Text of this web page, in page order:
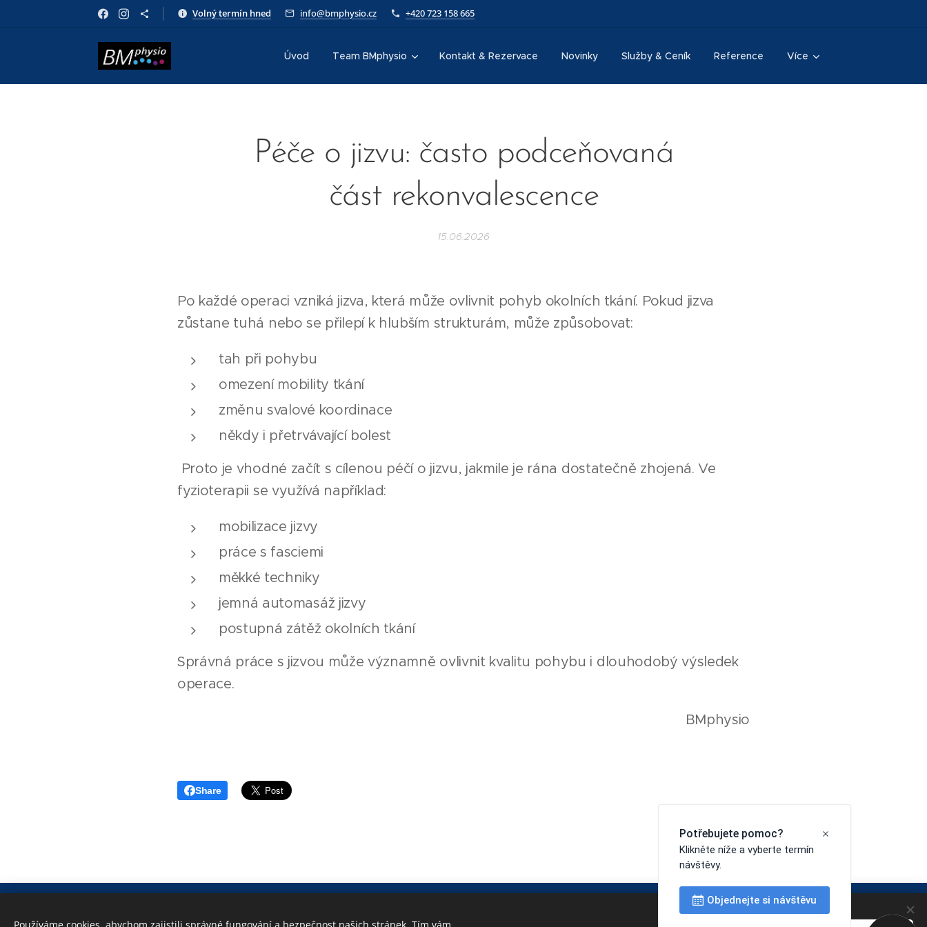
Volný termín hned info@bmphysio.cz +420 723 158 665
Úvod Team BMphysio Kontakt & Rezervace Novinky Služby & Ceník Reference Více
Péče o jizvu: často podceňovaná
část rekonvalescence
15.06.2026
Po každé operaci vzniká jizva, která může ovlivnit pohyb okolních tkání. Pokud jizva
zůstane tuhá nebo se přilepí k hlubším strukturám, může způsobovat:
tah při pohybu
omezení mobility tkání
změnu svalové koordinace
někdy i přetrvávající bolest
Proto je vhodné začít s cílenou péčí o jizvu, jakmile je rána dostatečně zhojená. Ve
fyzioterapii se využívá například:
mobilizace jizvy
práce s fasciemi
měkké techniky
jemná automasáž jizvy
postupná zátěž okolních tkání
Správná práce s jizvou může významně ovlivnit kvalitu pohybu i dlouhodobý výsledek
operace.
BMphysio
Share
PO - PÁ 8:00 - 19:00 | +420 723 158 665 | info@bmphysio.cz